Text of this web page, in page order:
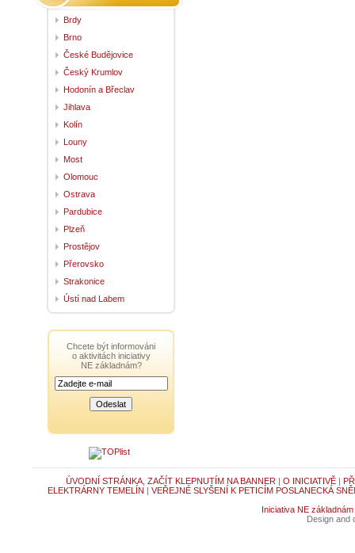
Brdy
Brno
České Budějovice
Český Krumlov
Hodonín a Břeclav
Jihlava
Kolín
Louny
Most
Olomouc
Ostrava
Pardubice
Plzeň
Prostějov
Přerovsko
Strakonice
Ústí nad Labem
Chcete být informováni
o aktivitách iniciativy
NE základnám?
ÚVODNÍ STRÁNKA, ZAČÍT KLEPNUTÍM NA BANNER | O INICIATIVĚ|
ELEKTRÁRNY TEMELÍN | VEŘEJNÉ SLYŠENÍ K PETICÍM POSLANECKÁ
Iniciativa NE základnám
Design and